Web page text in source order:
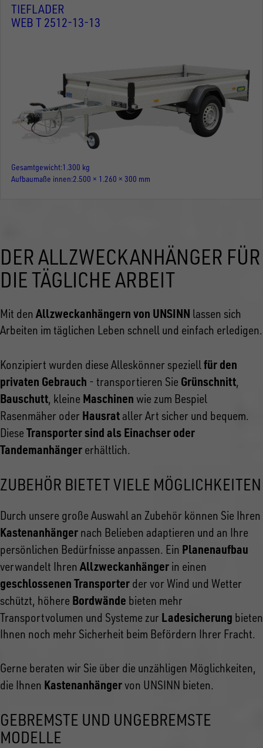
TIEFLADER
WEB T 2512-13-13
Gesamtgewicht 1.300 kg
Aufbaumaße innen 2.500 × 1.260 × 300 mm
DER ALLZWECKANHÄNGER FÜR
DIE TÄGLICHE ARBEIT
Mit den Allzweckanhängern von UNSINN lassen sich
Arbeiten im täglichen Leben schnell und einfach erledigen.
Konzipiert wurden diese Alleskönner speziellfür den
privaten Gebrauch - transportieren Sie Grünschnitt,
Bauschutt, kleine Maschinen wie zum Bespiel
Rasenmäher oder Hausrat aller Art sicher und bequem.
Diese Transporter sind als Einachser oder
Tandemanhänger erhältlich.
ZUBEHÖR BIETET VIELE MÖGLICHKEITEN
Durch unsere große Auswahl an Zubehör können Sie Ihren
Kastenanhänger nach Belieben adaptieren und an Ihre
persönlichen Bedürfnisse anpassen. Ein Planenaufbau
verwandelt Ihren Allzweckanhänger in einen
geschlossenen Transporter der vor Wind und Wetter
schützt, höhere Bordwände bieten mehr
Transportvolumen und Systeme zur Ladesicherung bieten
Ihnen noch mehr Sicherheit beim Befördern Ihrer Fracht.
Gerne beraten wir Sie über die unzähligen Möglichkeiten,
die Ihnen Kastenanhängervon UNSINN bieten.
GEBREMSTE UND UNGEBREMSTE
MODELLE